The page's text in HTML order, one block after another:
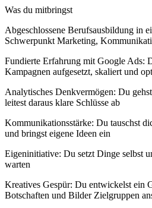
Was du mitbringst
Abgeschlossene Berufsausbildung in
Schwerpunkt Marketing,
Fundierte Erfahrung mit Google Ads:
Kampagnen aufgesetzt, skaliert und
Analytisches Denkvermögen: Du
leitest daraus klare Schlüsse ab
Kommunikationsstärke: Du tauschst
und bringst eigene Ideen ein
Eigeninitiative: Du setzt Dinge selbst
warten
Kreatives Gespür: Du entwickelst ein
Botschaften und Bilder Zielgruppen